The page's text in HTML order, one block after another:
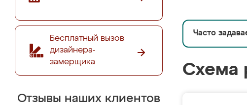
Бесплатный вызов
дизайнера-
замерщика
Отзывы наших клиентов
Часто
Схема